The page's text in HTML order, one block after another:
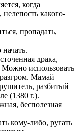
когда
какого-
пропадать,
драка,
Можно использовать
Мамай
разбитый
(1380 г.).
бесполезная
кому-либо, ругать